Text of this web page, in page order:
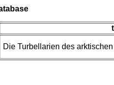
Die Turbellarien des